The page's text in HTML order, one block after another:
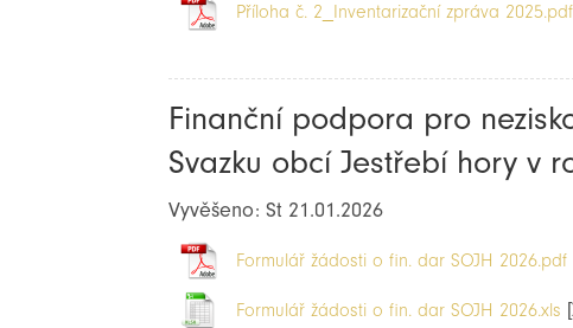
Příloha č. 2_Inventarizační zpráva 2025.pdf
Finanční podpora pro
Svazku obcí Jestřebí hory v
Vyvěšeno: St 21.01.2026
Formulář žádosti o fin. dar SOJH 2026.pdf
Formulář žádosti o fin. dar SOJH 2026.xls